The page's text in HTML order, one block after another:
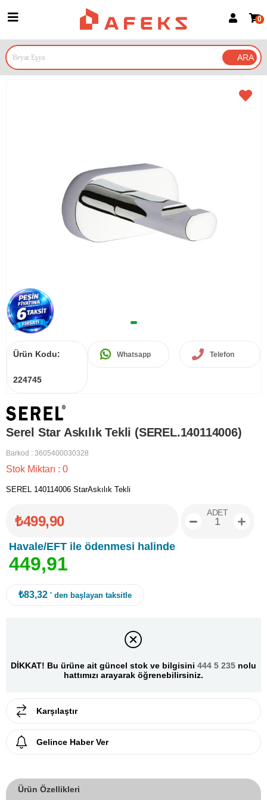
Google İle Bağlan
0
Ürün Kodu:
224745
Whatsapp Telefon
Serel Star Askılık Tekli (SEREL.140114006)
Barkod : 3605400030328
Stok Miktarı : 0
SEREL 140114006 StarAskılık Tekli
₺499,90
Havale/EFT ile ödenmesi halinde
449,91
ADET
₺83,32 ' den başlayan taksitle
DİKKAT! Bu ürüne ait güncel stok ve bilgisini 444 5 235 nolu
hattımızı arayarak öğrenebilirsiniz.
Karşılaştır
Gelince Haber Ver
Ürün Özellikleri